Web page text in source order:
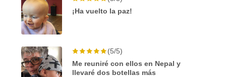
¡Ha vuelto la paz!
(5/5)
Me reuniré con ellos en Nepal y
llevaré dos botellas más